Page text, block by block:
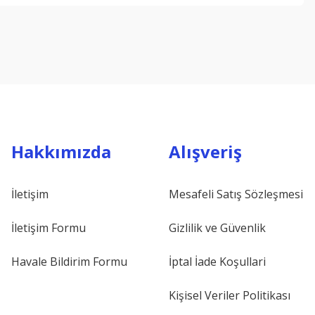
Hakkımızda
İletişim
İletişim Formu
Havale Bildirim Formu
Alışveriş
Mesafeli Satış Sözleşmesi
Gizlilik ve Güvenlik
İptal İade Koşullari
Kişisel Veriler Politikası